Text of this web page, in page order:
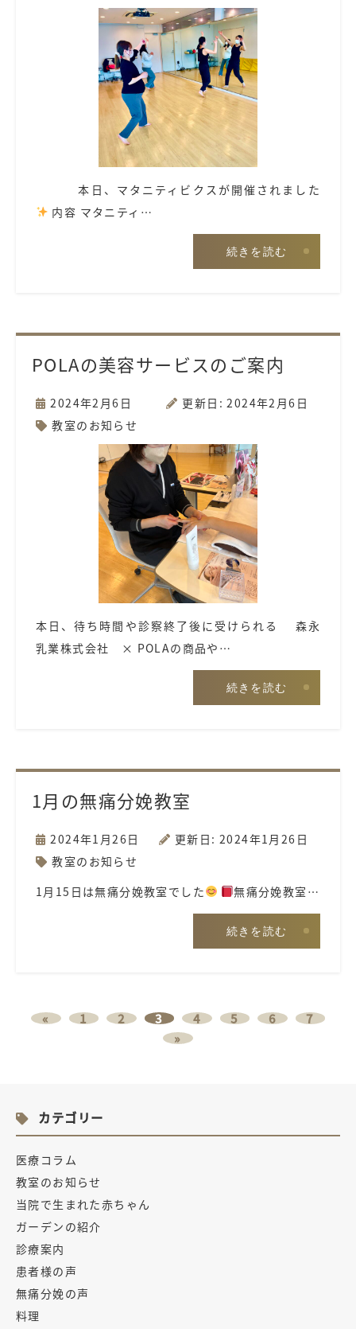
本日、マタニティビクスが開催されました
内容 マタニティ…
続きを読む
POLAの美容サービスのご案内
2024年2月6日
更新日: 2024年2月6日
教室のお知らせ
本日、待ち時間や診察終了後に受けられる 森永
乳業株式会社 × POLAの商品や…
続きを読む
1月の無痛分娩教室
2024年1月26日
更新日: 2024年1月26日
教室のお知らせ
1月15日は無痛分娩教室でした
無痛分娩教室…
続きを読む
« 1 2 3 4 5 6
7
»
カテゴリー
医療コラム
教室のお知らせ
当院で生まれた赤ちゃん
ガーデンの紹介
診療案内
患者様の声
無痛分娩の声
料理